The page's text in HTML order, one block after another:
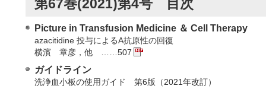
第67巻(2021)第4号 目次
Picture in Transfusion Medicine ＆ Cell Therapy
azacitidine 投与によるA抗原性の回復
横濱 章彦，他 ……507
ガイドライン
洗浄血小板の使用ガイド 第6版（2021年改訂）